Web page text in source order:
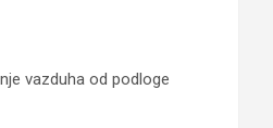
vazduha od podloge